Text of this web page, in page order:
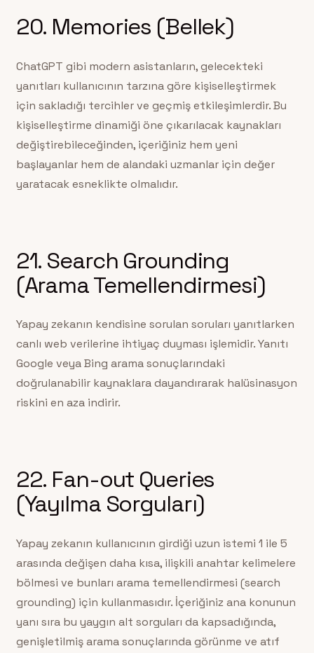
20. Memories (Bellek)
ChatGPT gibi modern asistanların, gelecekteki
yanıtları kullanıcının tarzına göre kişiselleştirmek
için sakladığı tercihler ve geçmiş etkileşimlerdir. Bu
kişiselleştirme dinamiği öne çıkarılacak kaynakları
değiştirebileceğinden, içeriğiniz hem yeni
başlayanlar hem de alandaki uzmanlar için değer
yaratacak esneklikte olmalıdır.
21. Search Grounding
(Arama Temellendirmesi)
Yapay zekanın kendisine sorulan soruları yanıtlarken
canlı web verilerine ihtiyaç duyması işlemidir. Yanıtı
Google veya Bing arama sonuçlarındaki
doğrulanabilir kaynaklara dayandırarak halüsinasyon
riskini en aza indirir.
22. Fan-out Queries
(Yayılma Sorguları)
Yapay zekanın kullanıcının girdiği uzun istemi 1 ile 5
arasında değişen daha kısa, ilişkili anahtar kelimelere
bölmesi ve bunları arama temellendirmesi (search
grounding) için kullanmasıdır. İçeriğiniz ana konunun
yanı sıra bu yaygın alt sorguları da kapsadığında,
genişletilmiş arama sonuçlarında görünme ve atıf